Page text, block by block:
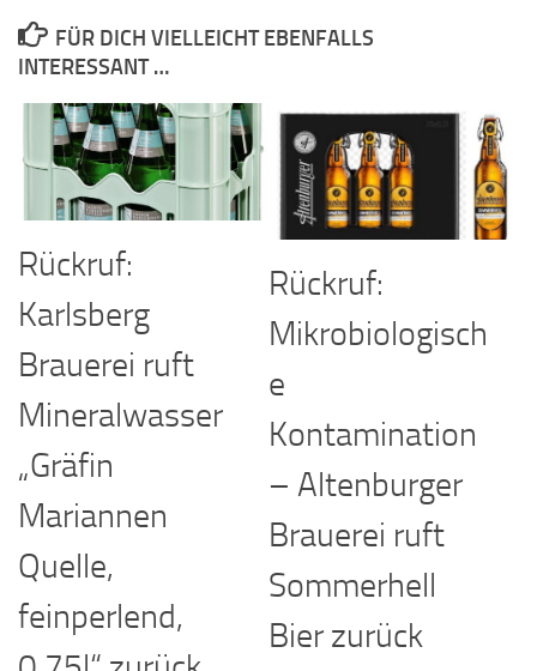
FÜR DICH VIELLEICHT EBENFALLS
INTERESSANT …
Rückruf:
Karlsberg
Brauerei ruft
Mineralwasser
„Gräfin
Mariannen
Quelle,
feinperlend,
Rückruf:
Mikrobiologisch
e
Kontamination
– Altenburger
Brauerei ruft
Sommerhell
Bier zurück